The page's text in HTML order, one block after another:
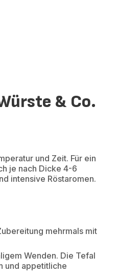
& Co.
und Zeit. Für ein
je nach Dicke 4-6
intensive Röstaromen.
mehrmals mit
Wenden. Die Tefal
und appetitliche